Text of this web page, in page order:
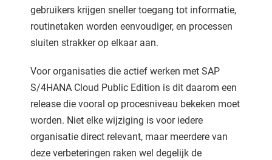
gebruikers krijgen sneller toegang tot informatie,
routinetaken worden eenvoudiger, en processen
sluiten strakker op elkaar aan.
Voor organisaties die actief werken met SAP
S/4HANA Cloud Public Edition is dit daarom een
release die vooral op procesniveau bekeken moet
worden. Niet elke wijziging is voor iedere
organisatie direct relevant, maar meerdere van
deze verbeteringen raken wel degelijk de